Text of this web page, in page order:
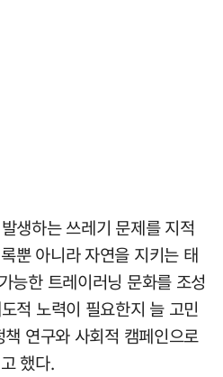
생하는 쓰레기 문제를 지적
뿐 아니라 자연을 지키는 태
능한 트레이러닝 문화를 조성
적 노력이 필요한지 늘 고민
연구와 사회적 캠페인으로
했다.